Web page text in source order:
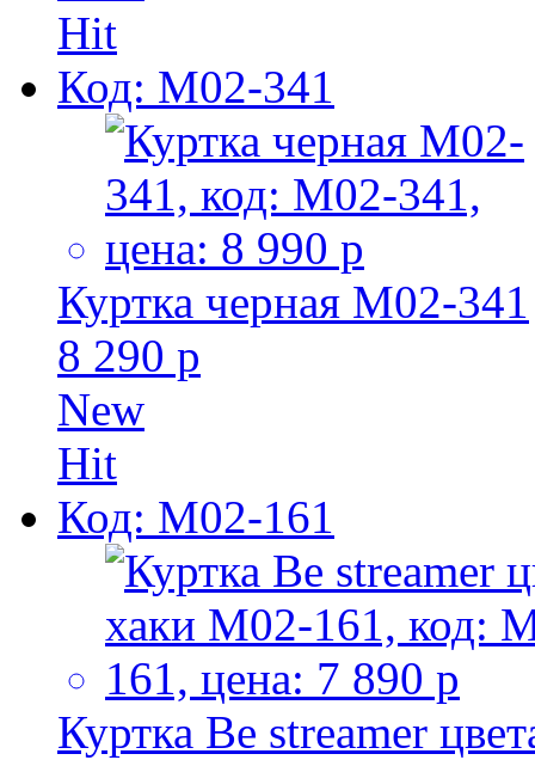
Hit
Код: M02-341
Куртка черная M02-341
8 290 р
New
Hit
Код: M02-161
Куртка Be streamer